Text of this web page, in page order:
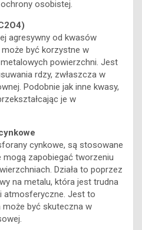
osobistej.
agresywny od kwasów
być korzystne w
powierzchni. Jest
rdzy, zwłaszcza w
Podobnie jak inne kwasy,
je w
cynkowe, są stosowane
zapobiegać tworzeniu
Działa to poprzez
na metalu, która jest trudna
atmosferyczne. Jest to
być skuteczna w